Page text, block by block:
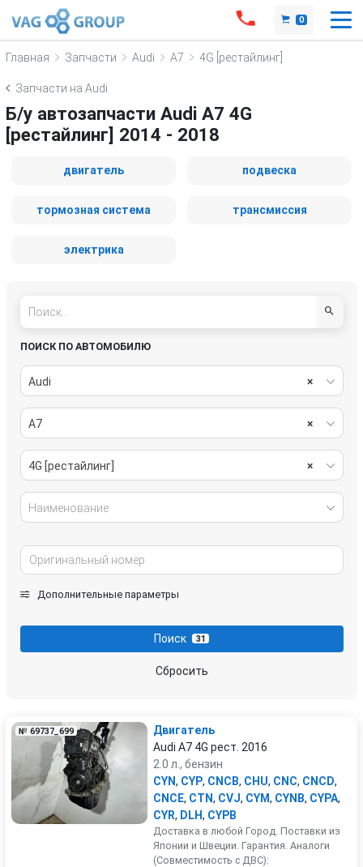
0
Главная Запчасти Audi A7 4G [рестайлинг]
Запчасти на Audi
Б/у автозапчасти Audi A7 4G
[рестайлинг] 2014 - 2018
двигатель подвеска
тормозная система трансмиссия
электрика
ПОИСК ПО АВТОМОБИЛЮ
×
Audi
×
A7
×
4G [рестайлинг]
Наименование
Дополнительные параметры
Поиск 31
Сбросить
№ 69737_699
Двигатель
Audi A7 4G рест. 2016
2.0 л., бензин
CYN, CYP, CNCB, CHU, CNC, CNCD,
CNCE, CTN, CVJ, CYM, CYNB, CYPA,
CYR, DLH, CYPB
Доставка в любой Город. Поставки из
Японии и Швеции. Гарантия. Аналоги
(Совместимость с ДВС):